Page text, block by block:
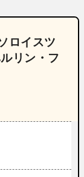
ロイスツ
リン・フ